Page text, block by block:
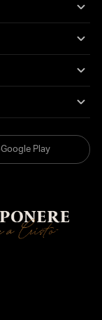
Google Play